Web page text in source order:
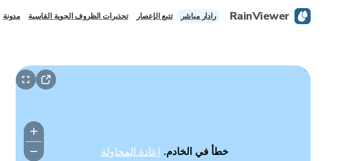
خطأ في الخادم. إعادة المحاولة
RainViewer رادار مباشر تتبع الإعصار تحذيرات الظروف الجوية القاسية مدونة